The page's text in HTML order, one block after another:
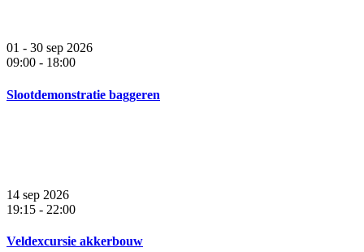
01 - 30 sep 2026
09:00 - 18:00
Slootdemonstratie baggeren
14 sep 2026
19:15 - 22:00
Veldexcursie akkerbouw